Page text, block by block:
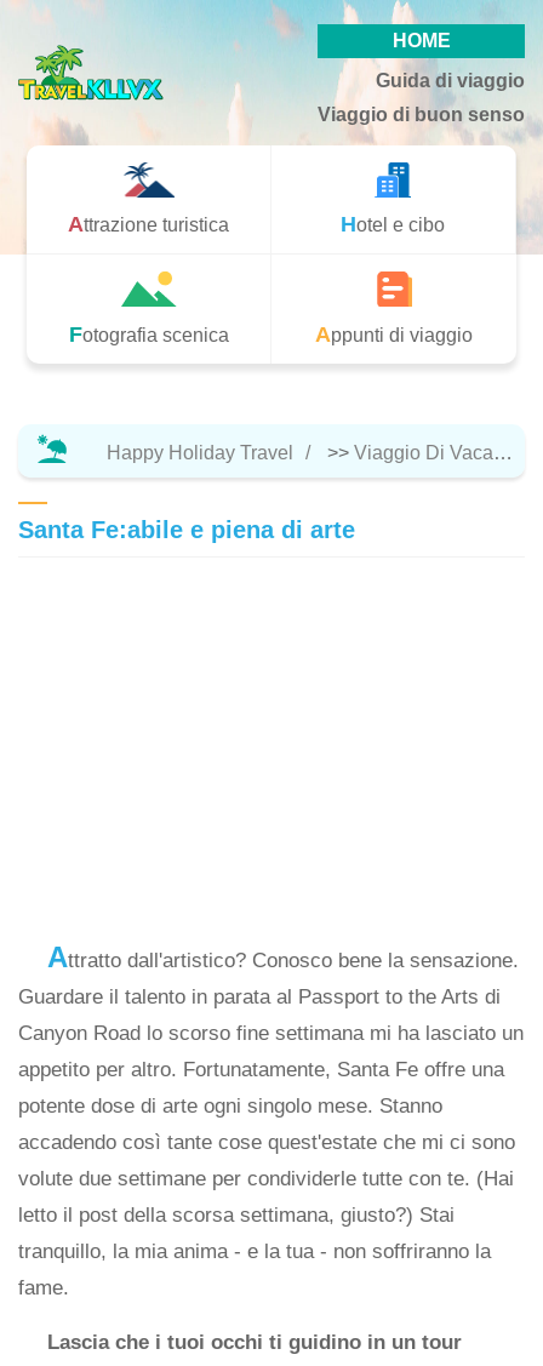
HOME
Guida di viaggio
Viaggio di buon senso
Attrazione turistica Hotel e cibo
Fotografia scenica Appunti di viaggio
Happy Holiday Travel >> Viaggio Di Vacanza
Santa Fe:abile e piena di arte
Attratto dall'artistico? Conosco bene la sensazione.
Guardare il talento in parata al Passport to the Arts di
Canyon Road lo scorso fine settimana mi ha lasciato un
appetito per altro. Fortunatamente, Santa Fe offre una
potente dose di arte ogni singolo mese. Stanno
accadendo così tante cose quest'estate che mi ci sono
volute due settimane per condividerle tutte con te. (Hai
letto il post della scorsa settimana, giusto?) Stai
tranquillo, la mia anima - e la tua - non soffriranno la
fame.
Lascia che i tuoi occhi ti guidino in un tour